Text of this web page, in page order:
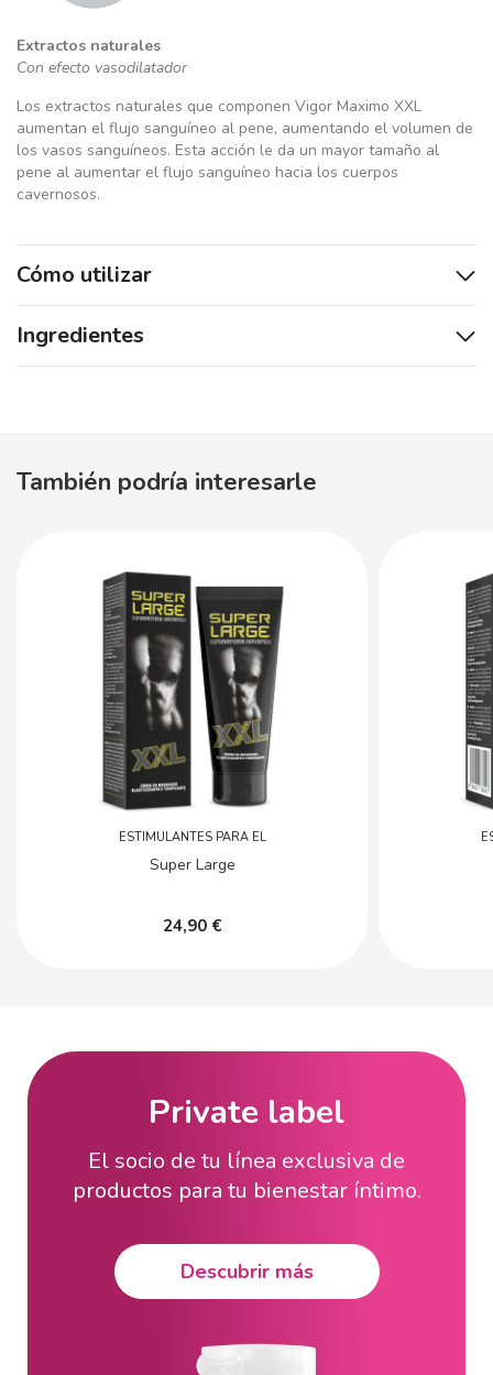
Extractos naturales
Con efecto vasodilatador
Los extractos naturales que componen Vigor Maximo XXL
aumentan el flujo sanguíneo al pene, aumentando el volumen de
los vasos sanguíneos. Esta acción le da un mayor tamaño al
pene al aumentar el flujo sanguíneo hacia los cuerpos
cavernosos.
Cómo utilizar
Ingredientes
También podría interesarle
ESTIMULANTES PARA EL
Super Large
24,90 €
Private label
El socio de tu línea exclusiva de
productos para tu bienestar íntimo.
Descubrir más